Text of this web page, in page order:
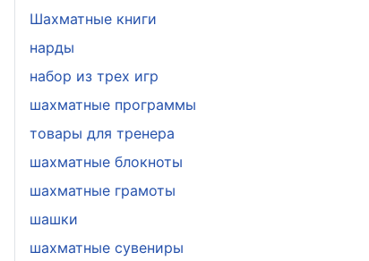
Шахматные книги
нарды
набор из трех игр
шахматные программы
товары для тренера
шахматные блокноты
шахматные грамоты
шашки
шахматные сувениры